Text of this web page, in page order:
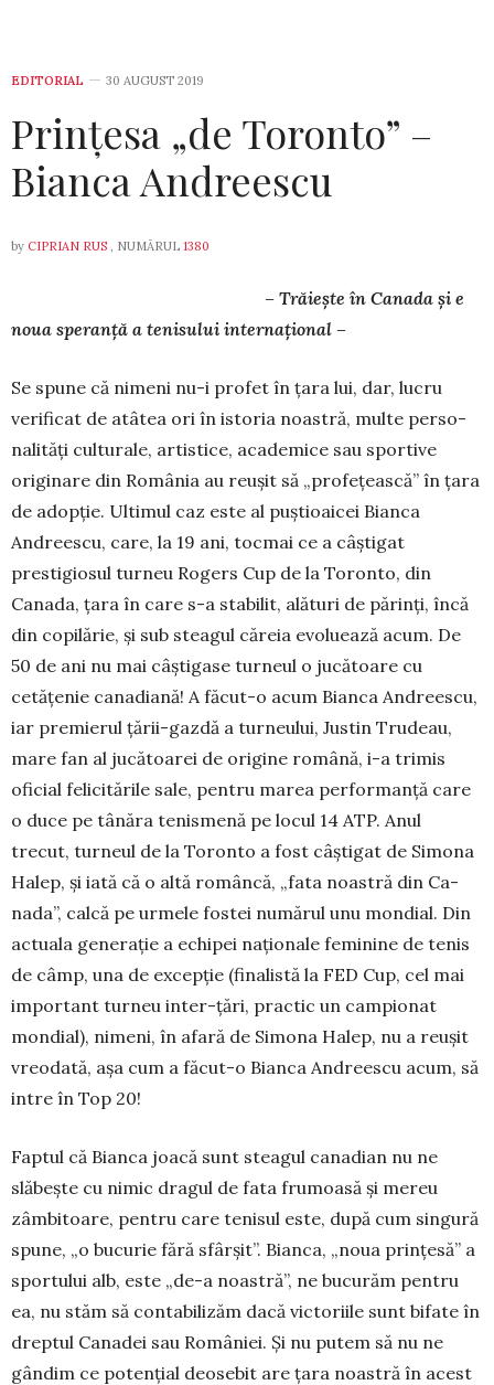
EDITORIAL 30 AUGUST 2019
Prințesa „de Toronto” –
Bianca Andreescu
by CIPRIAN RUS , NUMĂRUL 1380
– Trăiește în Canada și e
noua speranță a tenisului internațional –
Se spune că nimeni nu-i profet în ța­ra lui, dar, lucru
verificat de atâtea ori în istoria noastră, multe perso­
na­lități culturale, artistice, academice sau sportive
originare din România au reușit să „pro­fe­țeas­că” în țara
de adopție. Ultimul caz este al puș­tioaicei Bianca
Andrees­cu, care, la 19 ani, tocmai ce a câștigat
prestigiosul turneu Rogers Cup de la Toronto, din
Canada, țara în care s-a stabilit, alături de părinți, încă
din co­pilărie, și sub steagul căreia evoluează acum. De
50 de ani nu mai câștigase tur­neul o jucătoare cu
cetățenie ca­na­diană! A făcut-o acum Bianca An­dre­es­cu,
iar premierul țării-gazdă a tur­ne­ului, Justin Trudeau,
mare fan al ju­cătoarei de origine română, i-a tri­mis
oficial felicitările sale, pentru marea performanță care
o duce pe tâ­năra te­nis­menă pe locul 14 ATP. Anul
trecut, tur­neul de la Toronto a fost câștigat de Si­mona
Halep, și iată că o altă ro­mân­că, „fata noastră din Ca­
nada”, calcă pe urmele fostei numărul unu mondial. Din
actuala generație a echipei națio­nale feminine de tenis
de câmp, una de excepție (finalistă la FED Cup, cel mai
important turneu in­ter-țări, practic un campionat
mon­dial), nimeni, în afară de Simona Ha­lep, nu a reușit
vreodată, așa cum a fă­cut-o Bianca Andreescu acum, să
intre în Top 20!
Faptul că Bianca joacă sunt steagul canadian nu ne
slăbește cu nimic dra­gul de fata frumoasă și mereu
zâm­bi­toa­re, pentru care tenisul este, după cum singură
spune, „o bucurie fără sfâr­­șit”. Bianca, „noua prințesă” a
sportului alb, este „de-a noastră”, ne bucu­răm pentru
ea, nu stăm să con­tabilizăm dacă victoriile sunt bifate în
dreptul Canadei sau României. Și nu putem să nu ne
gândim ce potențial deosebit are țara noastră în acest